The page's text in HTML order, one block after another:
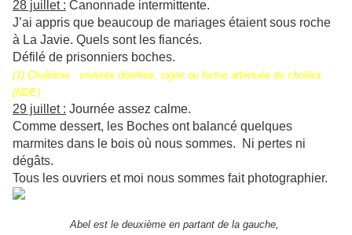
28 juillet : Canonnade intermittente.
J’ai appris que beaucoup de mariages étaient sous roche
à La Javie. Quels sont les fiancés.
Défilé de prisonniers boches.
(1) Cholérine : violente diarrhée, signe ou forme atténuée du choléra.
(NDE)
29 juillet : Journée assez calme.
Comme dessert, les Boches ont balancé quelques
marmites dans le bois où nous sommes. Ni pertes ni
dégâts.
Tous les ouvriers et moi nous sommes fait photographier.
Abel est le deuxième en partant de la gauche,